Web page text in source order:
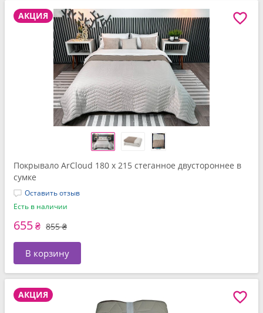
АКЦИЯ
Покрывало ArCloud 180 x 215 стеганное двустороннее в
сумке
Оставить отзыв
Есть в наличии
655₴ 855 ₴
В корзину
АКЦИЯ